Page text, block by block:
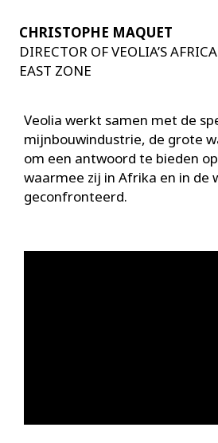
CHRISTOPHE MAQUET
DIRECTOR OF VEOLIA’S
EAST ZONE
Veolia werkt samen met de
mijnbouwindustrie, de grote
om een antwoord te bieden
waarmee zij in Afrika en in de
geconfronteerd.